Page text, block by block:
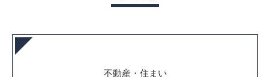
不動産・住まい